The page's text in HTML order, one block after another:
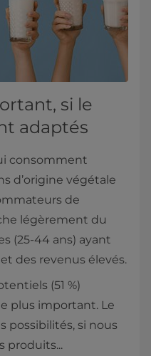
si le
adaptés
consomment
d’origine végétale
de
légèrement du
(25-44 ans) ayant
des revenus élevés.
(51 %)
plus important. Le
possibilités, si nous
produits...